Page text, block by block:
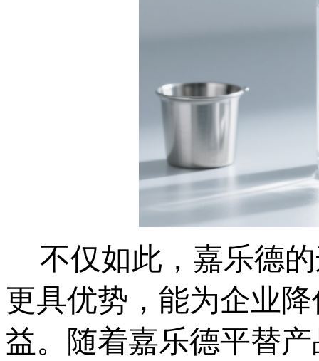
不仅如此，嘉乐德
更具优势，能为企业
益。随着嘉乐德平替